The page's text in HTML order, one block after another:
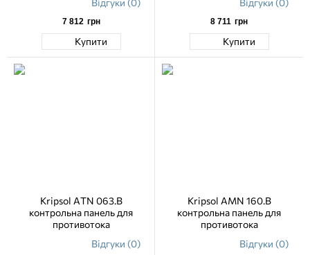
Відгуки (0)
7 812 грн
Купити
Відгуки (0)
8 711 грн
Купити
Kripsol ATN 063.B
контрольна панель для
противотока
Відгуки (0)
Kripsol AMN 160.B
контрольна панель для
противотока
Відгуки (0)